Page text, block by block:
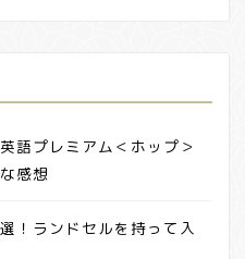
語プレミアム＜ホップ＞
感想
！ランドセルを持って入